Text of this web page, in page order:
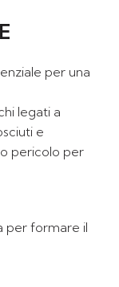
per una
legati a
e
pericolo per
per formare il